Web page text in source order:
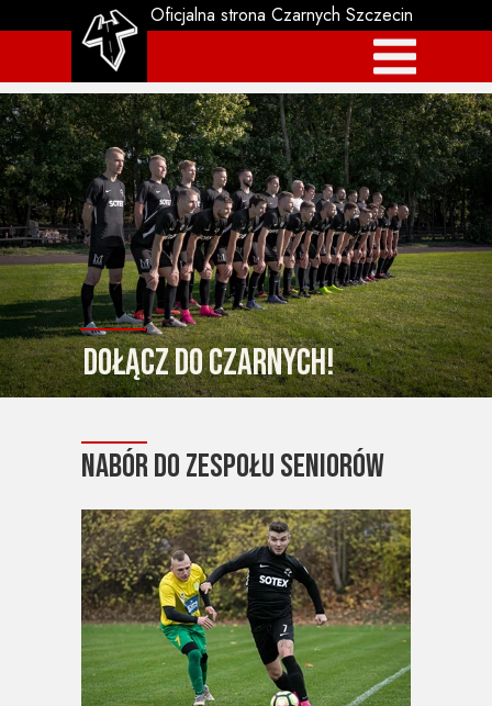
Nabór do zespołu seniorów
Dołącz do czarnych!
Oficjalna strona Czarnych Szczecin